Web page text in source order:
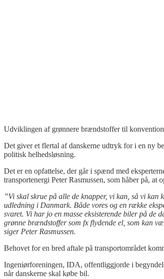
Udviklingen af grønnere brændstoffer til
Det giver et flertal af danskerne udtryk for i en ny
politisk helhedsløsning.
Det er en opfattelse, der går i spænd med
transportenergi Peter Rasmussen, som håber på,
”Vi skal skrue på alle de knapper, vi kan, så vi
udledning i Danmark. Både vores og en række
svaret. Vi har jo en masse eksisterende biler på de
grønne brændstoffer som fx flydende el, som kan
siger Peter Rasmussen.
Behovet for en bred aftale på transportområdet
Ingeniørforeningen, IDA, offentliggjorde i
når danskerne skal købe bil.